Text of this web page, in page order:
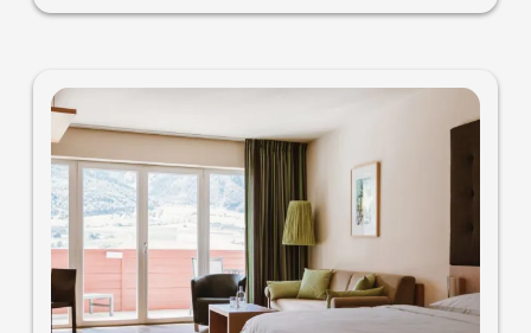
Wissenswertes: Klimaanlage und Boxspringmatratzen